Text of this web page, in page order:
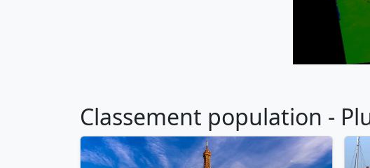
Classement population -